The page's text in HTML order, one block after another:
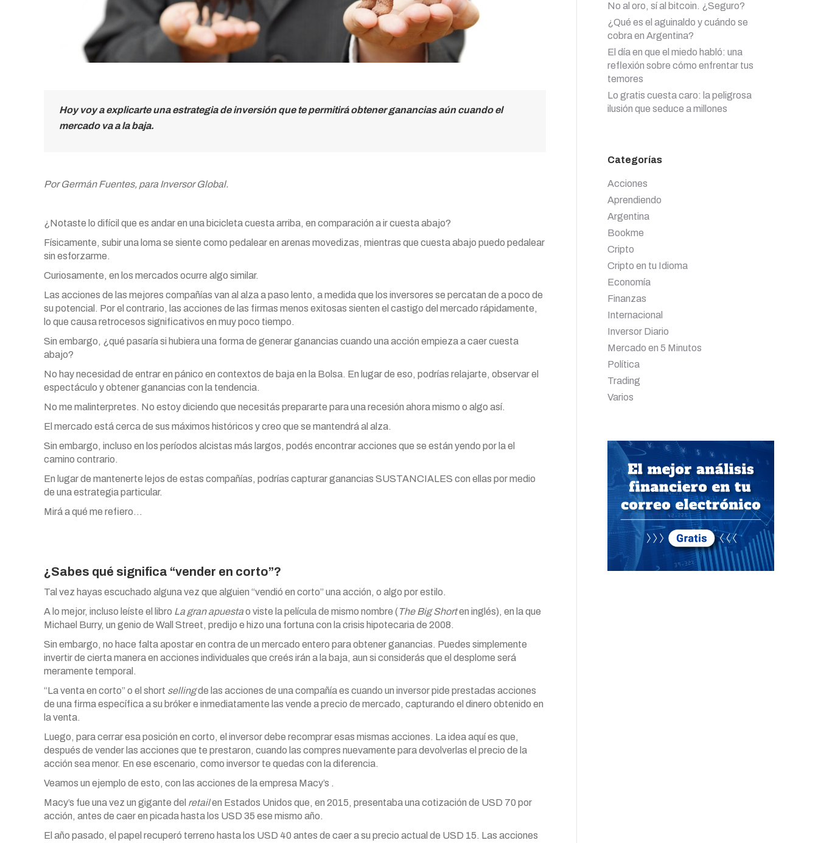
Hoy voy a explicarte una estrategia de inversión que te permitirá obtener ganancias aún cuando el
mercado va a la baja.
Por Germán Fuentes, para Inversor Global.
¿Notaste lo difícil que es andar en una bicicleta cuesta arriba, en comparación a ir cuesta abajo?
Físicamente, subir una loma se siente como pedalear en arenas movedizas, mientras que cuesta abajo puedo pedalear
sin esforzarme.
Curiosamente, en los mercados ocurre algo similar.
Las acciones de las mejores compañías van al alza a paso lento, a medida que los inversores se percatan de a poco de
su potencial. Por el contrario, las acciones de las firmas menos exitosas sienten el castigo del mercado rápidamente,
lo que causa retrocesos significativos en muy poco tiempo.
Sin embargo, ¿qué pasaría si hubiera una forma de generar ganancias cuando una acción empieza a caer cuesta
abajo?
No hay necesidad de entrar en pánico en contextos de baja en la Bolsa. En lugar de eso, podrías relajarte, observar el
espectáculo y obtener ganancias con la tendencia.
No me malinterpretes. No estoy diciendo que necesitás prepararte para una recesión ahora mismo o algo así.
El mercado está cerca de sus máximos históricos y creo que se mantendrá al alza.
Sin embargo, incluso en los períodos alcistas más largos, podés encontrar acciones que se están yendo por la el
camino contrario.
En lugar de mantenerte lejos de estas compañías, podrías capturar ganancias SUSTANCIALES con ellas por medio
de una estrategia particular.
Mirá a qué me refiero…
¿Sabes qué significa “vender en corto”?
Tal vez hayas escuchado alguna vez que alguien “vendió en corto” una acción, o algo por estilo.
A lo mejor, incluso leíste el libro La gran apuestao viste la película de mismo nombre (The Big Shorten inglés), en la que
Michael Burry, un genio de Wall Street, predijo e hizo una fortuna con la crisis hipotecaria de 2008.
Sin embargo, no hace falta apostar en contra de un mercado entero para obtener ganancias. Puedes simplemente
invertir de cierta manera en acciones individuales que creés irán a la baja, aun si considerás que el desplome será
meramente temporal.
“La venta en corto” o el short sellingde las acciones de una compañía es cuando un inversor pide prestadas acciones
de una firma específica a su bróker e inmediatamente las vende a precio de mercado, capturando el dinero obtenido en
la venta.
Luego, para cerrar esa posición en corto, el inversor debe recomprar esas mismas acciones. La idea aquí es que,
después de vender las acciones que te prestaron, cuando las compres nuevamente para devolverlas el precio de la
acción sea menor. En ese escenario, como inversor te quedas con la diferencia.
Veamos un ejemplo de esto, con las acciones de la empresa Macy’s .
Macy’s fue una vez un gigante del retailen Estados Unidos que, en 2015, presentaba una cotización de USD 70 por
acción, antes de caer en picada hasta los USD 35 ese mismo año.
El año pasado, el papel recuperó terreno hasta los USD 40 antes de caer a su precio actual de USD 15. Las acciones
No al oro, sí al bitcoin. ¿Seguro?
¿Qué es el aguinaldo y cuándo se
cobra en Argentina?
El día en que el miedo habló: una
reflexión sobre cómo enfrentar tus
temores
Lo gratis cuesta caro: la peligrosa
ilusión que seduce a millones
Categorías
Acciones
Aprendiendo
Argentina
Bookme
Cripto
Cripto en tu Idioma
Economía
Finanzas
Internacional
Inversor Diario
Mercado en 5 Minutos
Política
Trading
Varios